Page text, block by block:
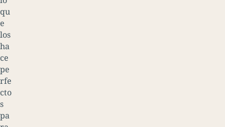
qu
e
los
ha
ce
pe
rfe
cto
s
pa